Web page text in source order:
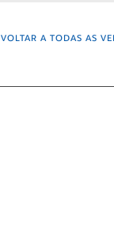
VOLTAR A TODAS AS